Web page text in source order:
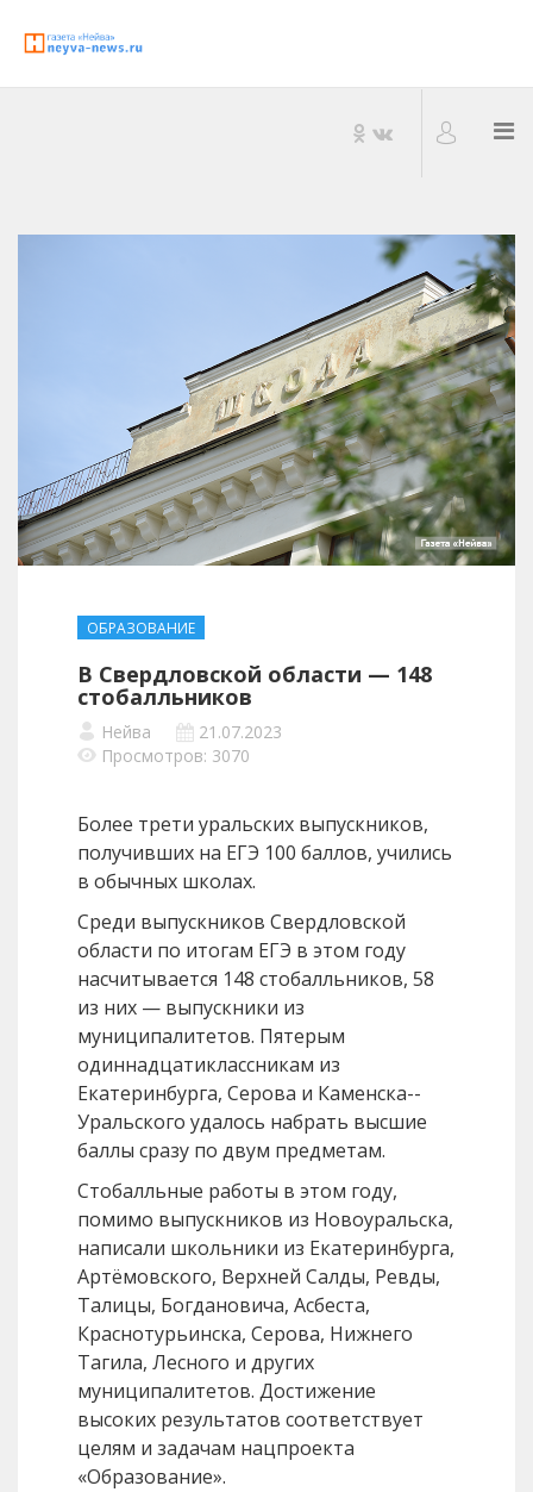
ОБРАЗОВАНИЕ
В Свердловской области — 148
стобалльников
Нейва
21.07.2023
Просмотров: 3070
Более трети уральских выпускников,
получивших на ЕГЭ 100 баллов, учились
в обычных школах.
Среди выпускников Свердловской
области по итогам ЕГЭ в этом году
насчитывается 148 стобалльников, 58
из них — выпускники из
муниципалитетов. Пятерым
одиннадцатиклассникам из
Екатеринбурга, Серова и Каменска--
Уральского удалось набрать высшие
баллы сразу по двум предметам.
Стобалльные работы в этом году,
помимо выпускников из Новоуральска,
написали школьники из Екатеринбурга,
Артёмовского, Верхней Салды, Ревды,
Талицы, Богдановича, Асбеста,
Краснотурьинска, Серова, Нижнего
Тагила, Лесного и других
муниципалитетов. Достижение
высоких результатов соответствует
целям и задачам нацпроекта
«Образование».